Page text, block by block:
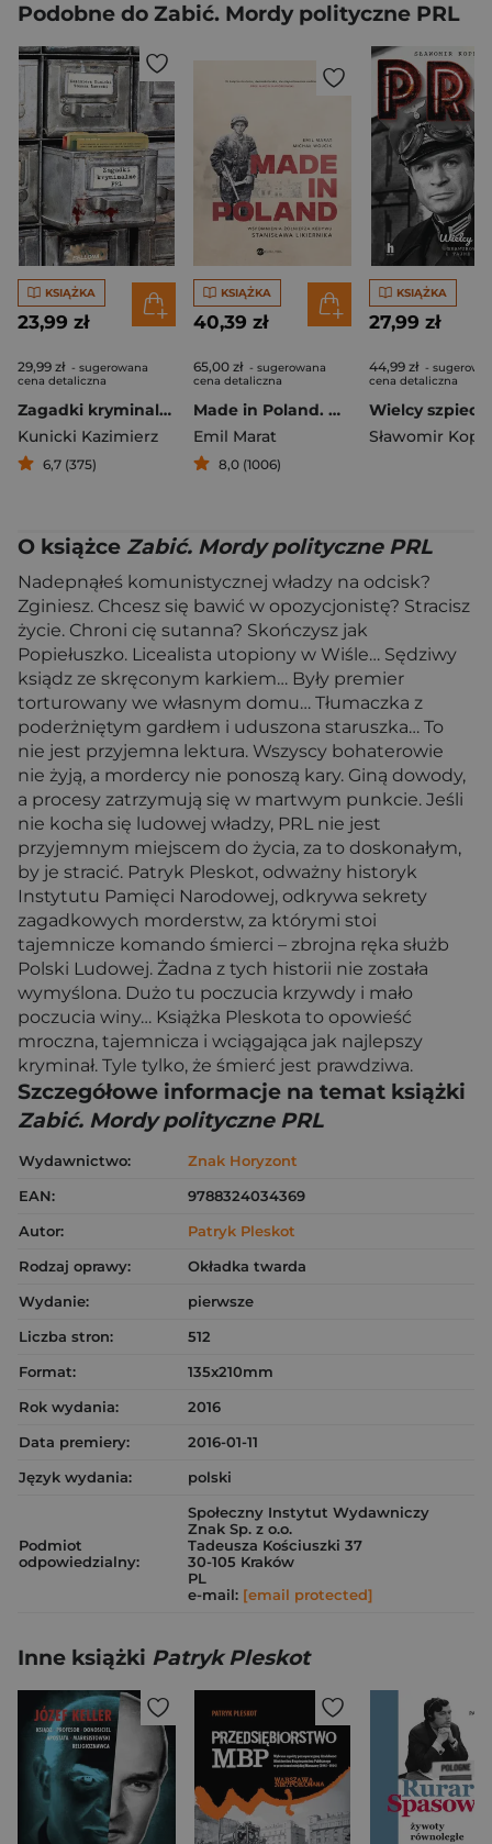
Podobne do Zabić. Mordy polityczne PRL
KSIĄŻKA
23,99 zł
29,99 zł - sugerowana
cena detaliczna
Zagadki kryminalne PRL
Kunicki Kazimierz
6,7 (375)
KSIĄŻKA
40,39 zł
65,00 zł - sugerowana
cena detaliczna
Made in Poland. Wspomnienia żołnierza Kedywu Stanisława Likiernika
Emil Marat
8,0 (1006)
KSIĄŻKA
27,99 zł
44,99 zł -
cena detaliczna
Sławomir
O książce Zabić. Mordy polityczne PRL
Nadepnąłeś komunistycznej władzy na odcisk?
Zginiesz. Chcesz się bawić w opozycjonistę? Stracisz
życie. Chroni cię sutanna? Skończysz jak
Popiełuszko. Licealista utopiony w Wiśle… Sędziwy
ksiądz ze skręconym karkiem… Były premier
torturowany we własnym domu… Tłumaczka z
poderżniętym gardłem i uduszona staruszka… To
nie jest przyjemna lektura. Wszyscy bohaterowie
nie żyją, a mordercy nie ponoszą kary. Giną dowody,
a procesy zatrzymują się w martwym punkcie. Jeśli
nie kocha się ludowej władzy, PRL nie jest
przyjemnym miejscem do życia, za to doskonałym,
by je stracić. Patryk Pleskot, odważny historyk
Instytutu Pamięci Narodowej, odkrywa sekrety
zagadkowych morderstw, za którymi stoi
tajemnicze komando śmierci – zbrojna ręka służb
Polski Ludowej. Żadna z tych historii nie została
wymyślona. Dużo tu poczucia krzywdy i mało
poczucia winy… Książka Pleskota to opowieść
mroczna, tajemnicza i wciągająca jak najlepszy
kryminał. Tyle tylko, że śmierć jest prawdziwa.
Szczegółowe informacje na temat książki
Zabić. Mordy polityczne PRL
Wydawnictwo:
Znak Horyzont
EAN:
9788324034369
Autor:
Patryk Pleskot
Rodzaj oprawy:
Okładka twarda
Wydanie:
pierwsze
Liczba stron:
512
Format:
135x210mm
Rok wydania:
2016
Data premiery:
2016-01-11
Język wydania:
polski
Podmiot
odpowiedzialny:
Społeczny Instytut Wydawniczy
Znak Sp. z o.o.
Tadeusza Kościuszki 37
30-105 Kraków
PL
e-mail: [email protected]
Inne książki Patryk Pleskot